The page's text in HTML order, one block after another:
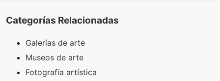
Categorías Relacionadas
Galerías de arte
Museos de arte
Fotografía artística